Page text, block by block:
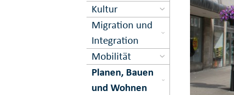
Kultur
Migration und
Inte­gration
Mobilität
Planen, Bauen
und Wohnen